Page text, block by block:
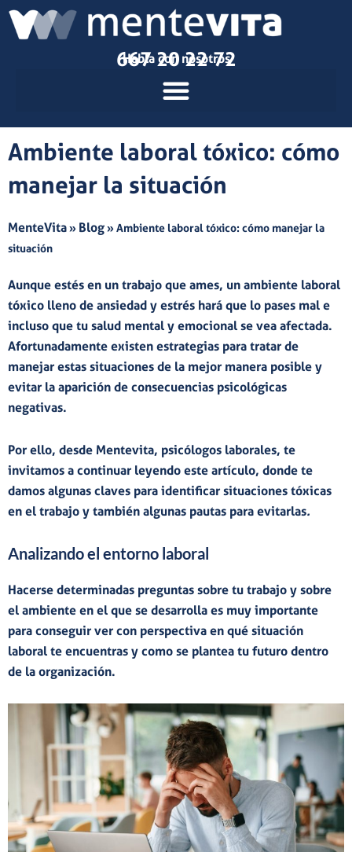
Habla con nosotros
667 20 22 72
Ambiente laboral tóxico: cómo
manejar la situación
MenteVita» Blog»Ambiente laboral tóxico: cómo manejar la
situación
Aunque estés en un trabajo que ames, un ambiente laboral
tóxico lleno de ansiedad y estrés hará que lo pases mal e
incluso que tu salud mental y emocional se vea afectada.
Afortunadamente existen estrategias para tratar de
manejar estas situaciones de la mejor manera posible y
evitar la aparición de consecuencias psicológicas
negativas.
Por ello, desde Mentevita, psicólogos laborales, te
invitamos a continuar leyendo este artículo, donde te
damos algunas claves para identificar situaciones tóxicas
en el trabajo y también algunas pautas para evitarlas.
Analizando el entorno laboral
Hacerse determinadas preguntas sobre tu trabajo y sobre
el ambiente en el que se desarrolla es muy importante
para conseguir ver con perspectiva en qué situación
laboral te encuentras y como se plantea tu futuro dentro
de la organización.